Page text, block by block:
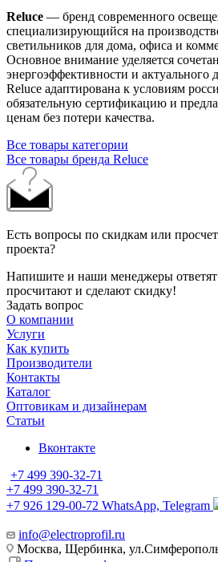
Reluce — бренд современного
специализирующийся на
светильников для дома, офиса и
Основное внимание уделяется
энергоэффективности и актуального
Reluce адаптирована к условиям
обязательную сертификацию и
ценам без потери качества.
Все товары категории
Все товары бренда Reluce
Есть вопросы по скидкам или
проекта?
Напишите и наши менеджеры
просчитают и сделают скидку!
Задать вопрос
О компании
Услуги
Как купить
Производители
Контакты
Каталог
Оптовикам и дизайнерам
Статьи
Вконтакте
+7 499 390-32-71
+7 499 390-32-71
+7 926 129-00-72 WhatsApp, Telegram
info@electroprofil.ru
Москва, Щербинка,